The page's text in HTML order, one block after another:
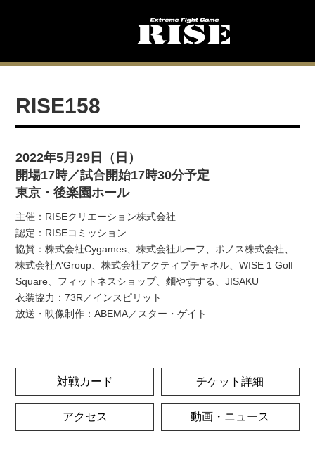
RISE158
2022年5月29日（日）
開場17時／試合開始17時30分予定
東京・後楽園ホール
主催：RISEクリエーション株式会社
認定：RISEコミッション
協賛：株式会社Cygames、株式会社ルーフ、ポノス株式会社、
株式会社A'Group、株式会社アクティブチャネル、WISE 1 Golf
Square、フィットネスショップ、麵やすする、JISAKU
衣装協力：73R／インスピリット
放送・映像制作：ABEMA／スター・ゲイト
対戦カード チケット詳細
アクセス 動画・ニュース